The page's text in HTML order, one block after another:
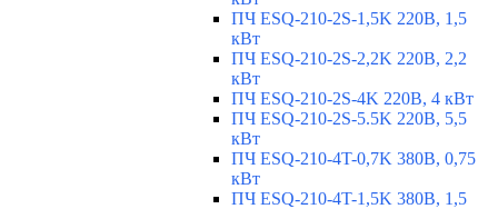
ПЧ ESQ-210-2S-1,5K 220В, 1,5
кВт
ПЧ ESQ-210-2S-2,2K 220В, 2,2
кВт
ПЧ ESQ-210-2S-4K 220В, 4 кВт
ПЧ ESQ-210-2S-5.5K 220В, 5,5
кВт
ПЧ ESQ-210-4T-0,7K 380В, 0,75
кВт
ПЧ ESQ-210-4T-1,5K 380В, 1,5